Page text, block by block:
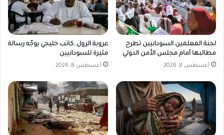
لجنة المعلمين السودانيين تطرح
مطالبها أمام مجلس الأمن الدولي
أغسطس 8, 2026
عروبة الزول..كاتب خليجي يوجّه رسالة
مثيرة للسودانيين
أغسطس 8, 2026